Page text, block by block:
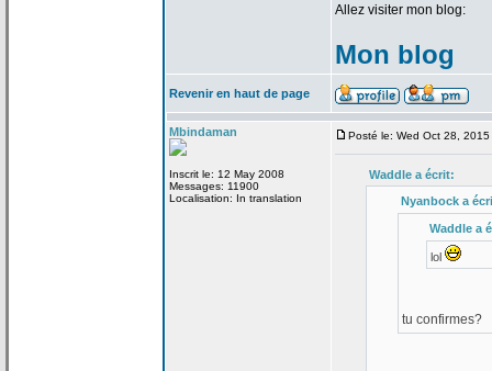
Allez visiter mon blog:
Mon blog
Revenir en haut de page
Mbindaman
Inscrit le: 12 May 2008
Messages: 11900
Localisation: In translation
Posté le: Wed Oct 28,
Waddle a écrit:
Nyanbock a
Waddle a
lol
tu confirmes?